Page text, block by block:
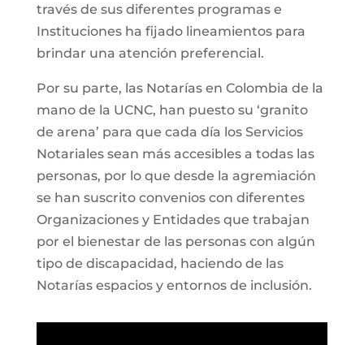
través de sus diferentes programas e
Instituciones ha fijado lineamientos para
brindar una atención preferencial.
Por su parte, las Notarías en Colombia de la
mano de la UCNC, han puesto su ‘granito
de arena’ para que cada día los Servicios
Notariales sean más accesibles a todas las
personas, por lo que desde la agremiación
se han suscrito convenios con diferentes
Organizaciones y Entidades que trabajan
por el bienestar de las personas con algún
tipo de discapacidad, haciendo de las
Notarías espacios y entornos de inclusión.